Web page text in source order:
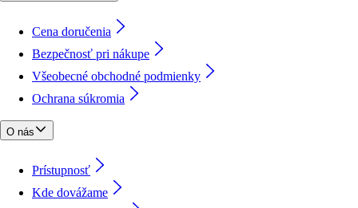
Cena doručenia
Bezpečnosť pri nákupe
Všeobecné obchodné podmienky
Ochrana súkromia
O nás
Prístupnosť
Kde dovážame